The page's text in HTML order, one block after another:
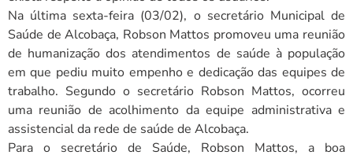
Na última sexta-feira (03/02), o secretário Municipal de
Saúde de Alcobaça, Robson Mattos promoveu uma reunião
de humanização dos atendimentos de saúde à população
em que pediu muito empenho e dedicação das equipes de
trabalho. Segundo o secretário Robson Mattos, ocorreu
uma reunião de acolhimento da equipe administrativa e
assistencial da rede de saúde de Alcobaça.
Para o secretário de Saúde, Robson Mattos, a boa